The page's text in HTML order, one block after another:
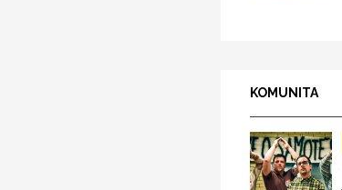
KOMUNITA